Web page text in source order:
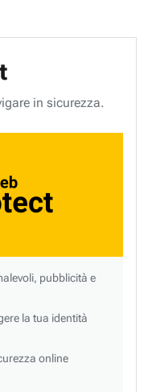
in sicurezza.
pubblicità e
la tua identità
online